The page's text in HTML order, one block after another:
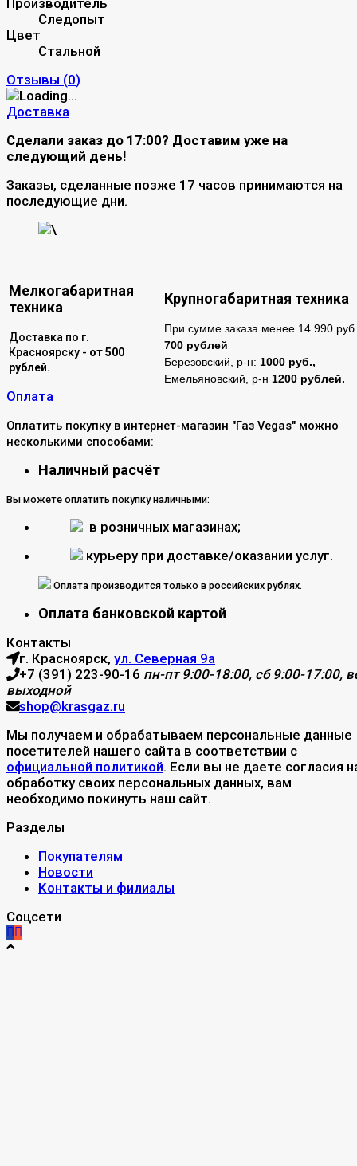
Следопыт
Цвет
Стальной
Отзывы (0)
Доставка
Сделали заказ до 17:00? Доставим уже на
следующий день!
Заказы, сделанные позже 17 часов принимаются на
последующие дни.
\
Мелкогабаритная
техника
Крупногабаритная техника
Доставка по г.
Красноярску - от 500
рублей.
При сумме заказа менее 14 990 руб
700 рублей
Березовский, р-н: 1000 руб.,
Емельяновский, р-н 1200 рублей.
Оплата
Оплатить покупку в интернет-магазин "Газ Vegas" можно
несколькими способами:
Наличный расчёт
Вы можете оплатить покупку наличными:
в розничных магазинах;
курьеру при доставке/оказании услуг.
Оплата производится только в российских рублях.
Оплата банковской картой
Контакты
г. Красноярск, ул. Северная 9а
+7 (391) 223-90-16 пн-пт 9:00-18:00, сб 9:00-17:00,
выходной
shop@krasgaz.ru
Мы получаем и обрабатываем персональные данные
посетителей нашего сайта в соответствии с
официальной политикой. Если вы не даете согласия
обработку своих персональных данных, вам
необходимо покинуть наш сайт.
Разделы
Покупателям
Новости
Контакты и филиалы
Соцсети